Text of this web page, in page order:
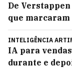
De
que
INTELIGÊNCIA
IA para
durante e